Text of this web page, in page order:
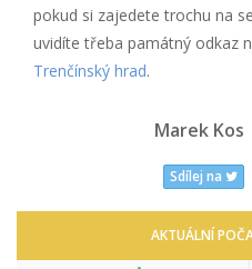
pokud si zajedete trochu na
uvidíte třeba památný odkaz
Trenčínský hrad.
Marek Kos
Sdílej na
AKTUÁLNÍ